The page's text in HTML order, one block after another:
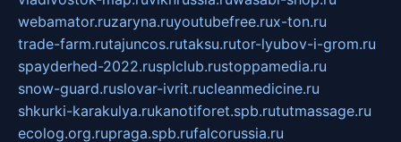
webamator.ruzaryna.ruyoutubefree.rux-ton.ru
trade-farm.rutajuncos.rutaksu.rutor-lyubov-i-grom.ru
spayderhed-2022.rusplclub.rustoppamedia.ru
snow-guard.ruslovar-ivrit.rucleanmedicine.ru
shkurki-karakulya.rukanotiforet.spb.rututmassage.ru
ecolog.org.rupraga.spb.rufalcorussia.ru